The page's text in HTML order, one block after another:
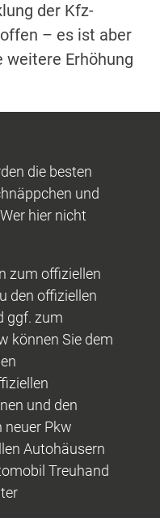
der Kfz-
– es ist aber
weitere Erhöhung
die besten
und
hier nicht
zum offiziellen
den offiziellen
ggf. zum
können Sie dem
und den
Pkw
Autohäusern
Treuhand